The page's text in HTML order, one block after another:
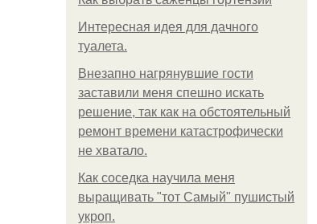
Интересная идея для дачного
туалета.
Внезапно нагрянувшие гости
заставили меня спешно искать
решение, так как на обстоятельный
ремонт времени катастрофически
не хватало.
Как соседка научила меня
выращивать "тот Самый" пушистый
укроп.